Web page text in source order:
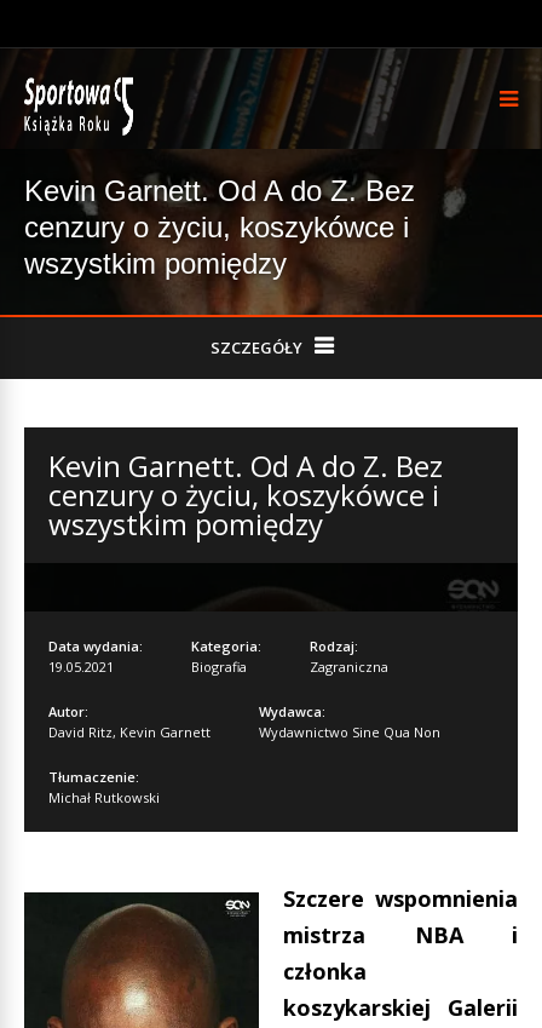
Kevin Garnett. Od A do Z. Bez
cenzury o życiu, koszykówce i
wszystkim pomiędzy
SZCZEGÓŁY
Kevin Garnett. Od A do Z. Bez
cenzury o życiu, koszykówce i
wszystkim pomiędzy
Data wydania:
19.05.2021
Kategoria:
Biografia
Rodzaj:
Zagraniczna
Autor:
David Ritz, Kevin Garnett
Wydawca:
Wydawnictwo Sine Qua Non
Tłumaczenie:
Michał Rutkowski
Szczere wspomnienia
mistrza NBA i
członka
koszykarskiej Galerii